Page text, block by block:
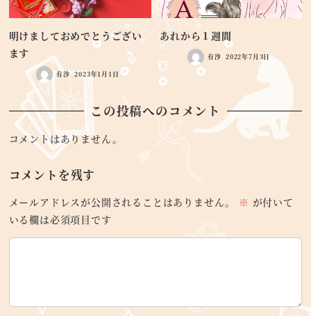
明けましておめでとうござい
ます
有沙 2023年1月1日
あれから１週間
有沙 2022年7月3日
この投稿へのコメント
コメントはありません。
コメントを残す
メールアドレスが公開されることはありません。 ※ が付いて
いる欄は必須項目です